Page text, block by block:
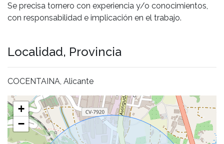
Se precisa tornero con experiencia y/o conocimientos,
con responsabilidad e implicación en el trabajo.
Localidad, Provincia
COCENTAINA, Alicante
+
−